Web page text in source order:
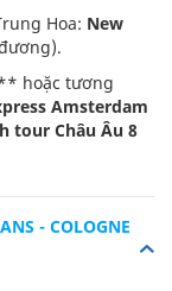
Hoa: New
hoặc tương
Amsterdam
tour Châu Âu 8
- COLOGNE